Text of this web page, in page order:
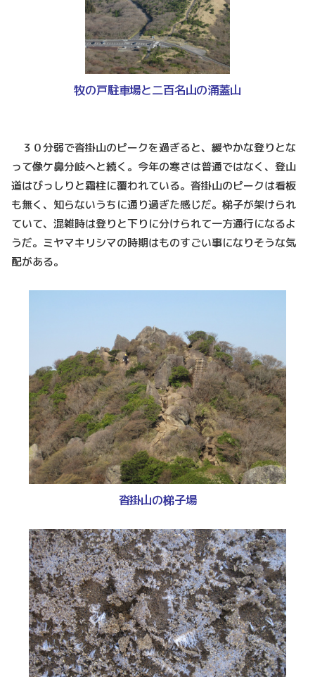
牧の戸駐車場と二百名山の涌蓋山
３０分弱で沓掛山のピークを過ぎると、緩やかな登りとな
って像ケ鼻分岐へと続く。今年の寒さは普通ではなく、登山
道はびっしりと霜柱に覆われている。沓掛山のピークは看板
も無く、知らないうちに通り過ぎた感じだ。梯子が架けられ
ていて、混雑時は登りと下りに分けられて一方通行になるよ
うだ。ミヤマキリシマの時期はものすごい事になりそうな気
配がある。
沓掛山の梯子場